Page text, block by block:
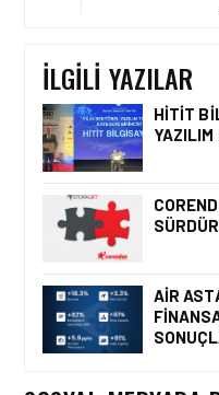
İLGILI YAZILAR
HITIT
YAZILIM
AIR